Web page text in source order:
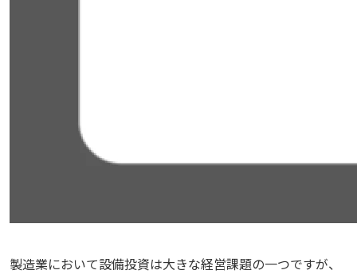
製造業において設備投資は大きな経営課題の一つですが、